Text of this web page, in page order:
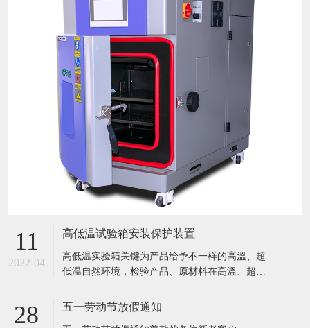
11
2022-04
高低温试验箱安装保护装置
​高低温实验箱关键为产品给予不一样的高溫、超
低温自然环境，检验产品、原材料在高溫、超低
所具有的缺点,保证产品质量。高低温实验箱主要
28 五一劳动节放假通知